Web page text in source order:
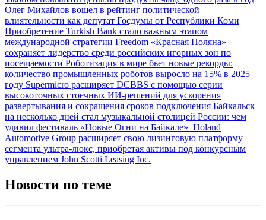
Олег Михайлов вошел в рейтинг политической
влиятельности как депутат Госдумы от Республики Коми
Приобретение Turkish Bank стало важным этапом
международной стратегии Freedom «Красная Поляна»
сохраняет лидерство среди российских игорных зон по
посещаемости Роботизация в мире бьет новые рекорды:
количество промышленных роботов выросло на 15% в 2025
году Supermicro расширяет DCBBS с помощью серии
высокоточных стоечных ИИ-решений для ускорения
развертывания и сокращения сроков подключения Байкальск
на несколько дней стал музыкальной столицей России: чем
удивил фестиваль «Новые Огни на Байкале» Holand
Automotive Group расширяет свою лизинговую платформу
сегмента ультра-люкс, приобретая активы под конкурсным
управлением John Scotti Leasing Inc.
Новости по теме